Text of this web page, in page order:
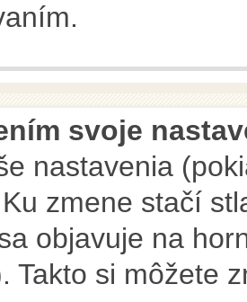
svoje
nastavenia
zmene stačí
objavuje na
Takto si môžete